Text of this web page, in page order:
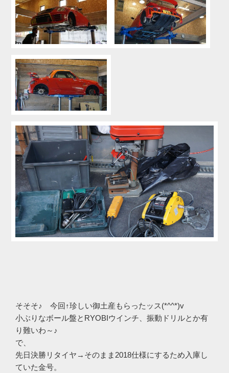
そそそ♪ 今回↑珍しい御土産もらったッス(*^^*)v
小ぶりなボール盤とRYOBIウインチ、振動ドリルとか有
り難いわ～♪
で、
先日決勝リタイヤ→そのまま2018仕様にするため入庫し
ていた金号。